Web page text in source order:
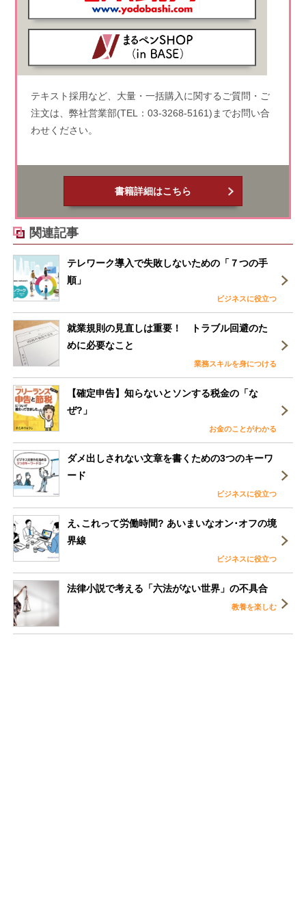
テキスト採用など、大量・一括購入に関するご質問・ご
注文は、弊社営業部(TEL：03-3268-5161)までお問い合
わせください。
書籍詳細はこちら
関連記事
テレワーク導入で失敗しないための「７つの手
順」
ビジネスに役立つ
就業規則の見直しは重要！ トラブル回避のた
めに必要なこと
業務スキルを身につける
【確定申告】知らないとソンする税金の「な
ぜ?」
お金のことがわかる
ダメ出しされない文章を書くための3つのキーワ
ード
ビジネスに役立つ
え､これって労働時間? あいまいなオン･オフの境
界線
ビジネスに役立つ
法律小説で考える「六法がない世界」の不具合
教養を楽しむ